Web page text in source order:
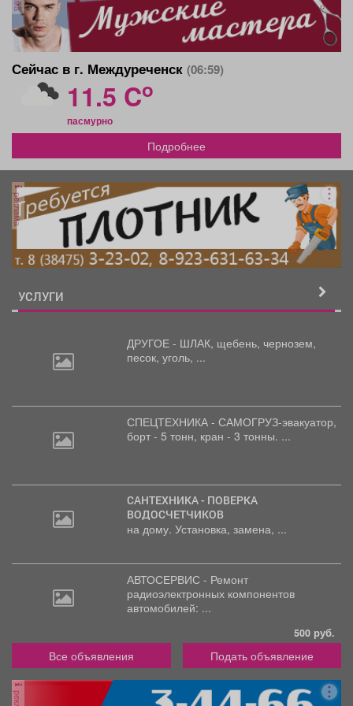
Сейчас в г. Междуреченск (06:59)
11.5 Co
пасмурно
Подробнее
реклама
УСЛУГИ
ДРУГОЕ - ШЛАК, щебень, чернозем,
песок, уголь, ...
СПЕЦТЕХНИКА - САМОГРУЗ-эвакуатор,
борт - 5 тонн, кран - 3 тонны. ...
САНТЕХНИКА - ПОВЕРКА
ВОДОСЧЕТЧИКОВ
на дому. Установка, замена, ...
АВТОСЕРВИС - Ремонт
радиоэлектронных компонентов
автомобилей: ...
500 руб.
Все объявления Подать объявление